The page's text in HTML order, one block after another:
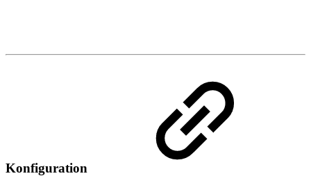
Konfiguration